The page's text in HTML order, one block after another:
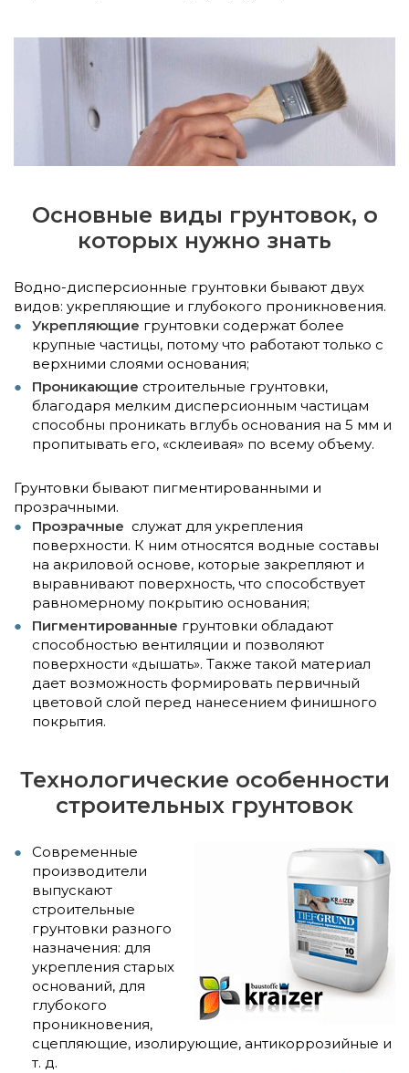
Основные виды грунтовок, о
которых нужно знать
Водно-дисперсионные грунтовки бывают двух
видов: укрепляющие и глубокого проникновения.
Укрепляющие грунтовки содержат более
крупные частицы, потому что работают только с
верхними слоями основания;
Проникающие строительные грунтовки,
благодаря мелким дисперсионным частицам
способны проникать вглубь основания на 5 мм и
пропитывать его, «склеивая» по всему объему.
Грунтовки бывают пигментированными и
прозрачными.
Прозрачные служат для укрепления
поверхности. К ним относятся водные составы
на акриловой основе, которые закрепляют и
выравнивают поверхность, что способствует
равномерному покрытию основания;
Пигментированные грунтовки обладают
способностью вентиляции и позволяют
поверхности «дышать». Также такой материал
дает возможность формировать первичный
цветовой слой перед нанесением финишного
покрытия.
Технологические особенности
строительных грунтовок
Современные
производители
выпускают
строительные
грунтовки разного
назначения: для
укрепления старых
оснований, для
глубокого
проникновения,
сцепляющие, изолирующие, антикоррозийные и
т. д.